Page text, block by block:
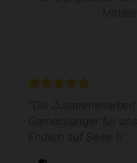
"Die
Gamechanger für
Endlich auf Seite 1!"